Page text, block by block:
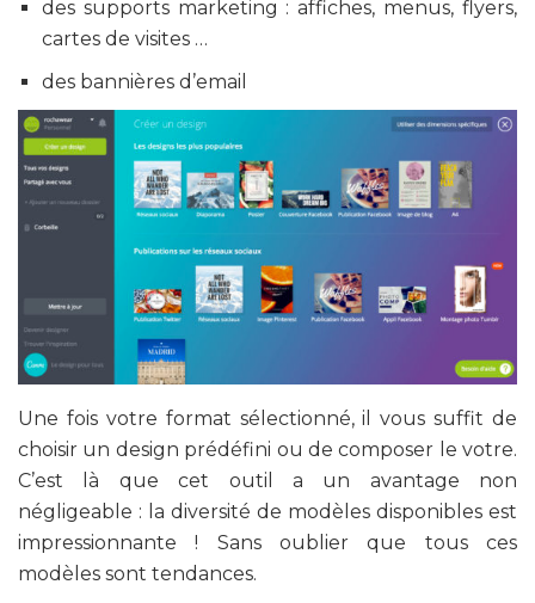
des supports marketing : affiches, menus, flyers,
cartes de visites …
des bannières d’email
Une fois votre format sélectionné, il vous suffit de
choisir un design prédéfini ou de composer le votre.
C’est là que cet outil a un avantage non
négligeable : la diversité de modèles disponibles est
impressionnante ! Sans oublier que tous ces
modèles sont tendances.